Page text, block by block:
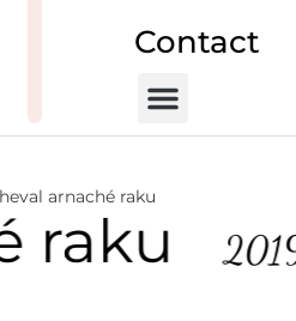
Contact
arnaché raku
raku 2019